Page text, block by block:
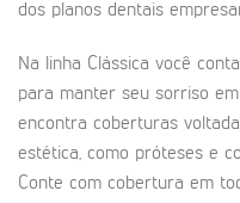
dos planos dentais
Na linha Clássica você
para manter seu sorriso
encontra coberturas
estética, como próteses e
Conte com cobertura em